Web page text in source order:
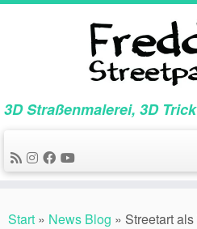
Zum
3D Straßenmalerei, 3D
Start » News Blog » Streetart